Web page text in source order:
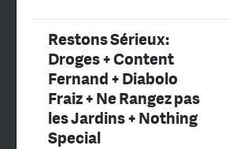
Restons Sérieux:
Droges + Content
Fernand + Diabolo
Fraiz + Ne Rangez pas
les Jardins + Nothing
Special